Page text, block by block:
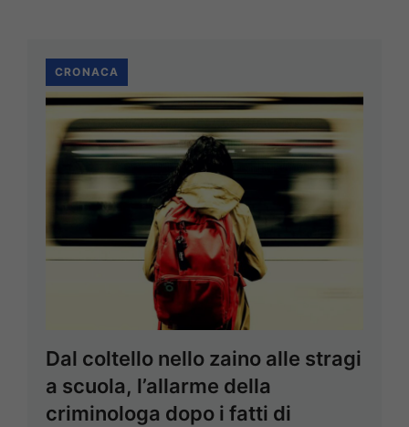
CRONACA
Dal coltello nello zaino alle stragi
a scuola, l’allarme della
criminologa dopo i fatti di